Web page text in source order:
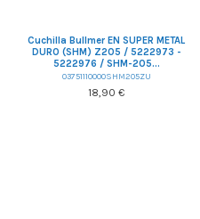
Cuchilla Bullmer EN SUPER METAL
DURO (SHM) Z205 / 5222973 -
5222976 / SHM-205...
03751110000SHM205ZU
18,90 €